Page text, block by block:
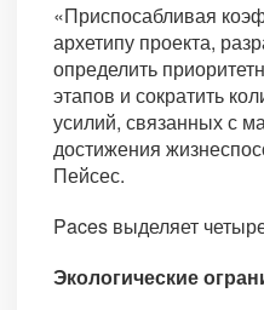
«Приспосабливая
архетипу проекта,
определить
этапов и сократить
усилий, связанных с
достижения
Пейсес.
Paces выделяет
Экологические